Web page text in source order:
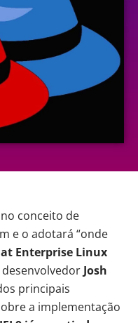
conceito de
e o adotará “onde
Enterprise Linux
Josh
principais
a implementação